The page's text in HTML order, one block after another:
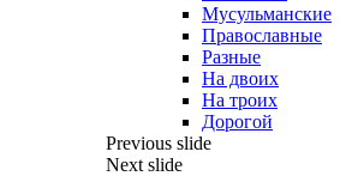
Мусульманские
Православные
Разные
На двоих
На троих
Дорогой
Previous slide
Next slide